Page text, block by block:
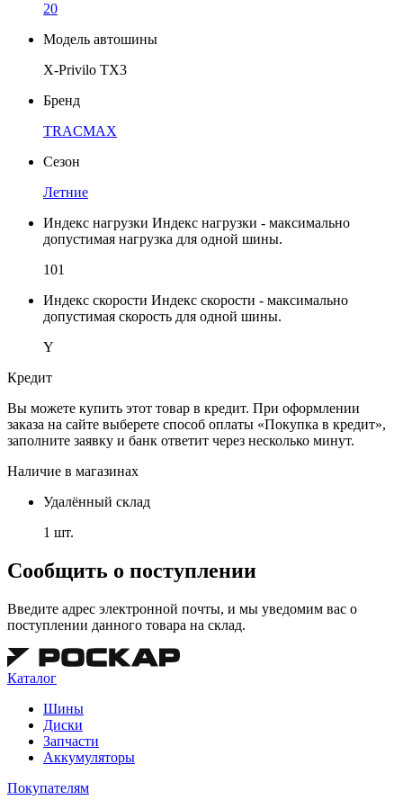
20
Модель автошины
X-Privilo TX3
Бренд
TRACMAX
Сезон
Летние
Индекс нагрузки Индекс нагрузки - максимально
допустимая нагрузка для одной шины.
101
Индекс скорости Индекс скорости - максимально
допустимая скорость для одной шины.
Y
Кредит
Вы можете купить этот товар в кредит. При оформлении
заказа на сайте выберете способ оплаты «Покупка в кредит»,
заполните заявку и банк ответит через несколько минут.
Наличие в магазинах
Удалённый склад
1 шт.
Сообщить о поступлении
Введите адрес электронной почты, и мы уведомим вас о
поступлении данного товара на склад.
Каталог
Шины
Диски
Запчасти
Аккумуляторы
Покупателям